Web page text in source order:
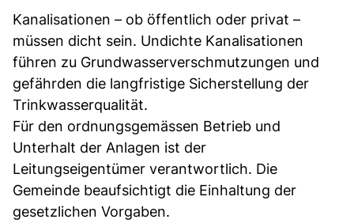
Kanalisationen – ob öffentlich oder privat –
müssen dicht sein. Undichte Kanalisationen
führen zu Grundwasserverschmutzungen und
gefährden die langfristige Sicherstellung der
Trinkwasserqualität.
Für den ordnungsgemässen Betrieb und
Unterhalt der Anlagen ist der
Leitungseigentümer verantwortlich. Die
Gemeinde beaufsichtigt die Einhaltung der
gesetzlichen Vorgaben.